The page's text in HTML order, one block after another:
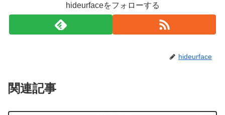
hideurfaceをフォローする
hideurface
関連記事